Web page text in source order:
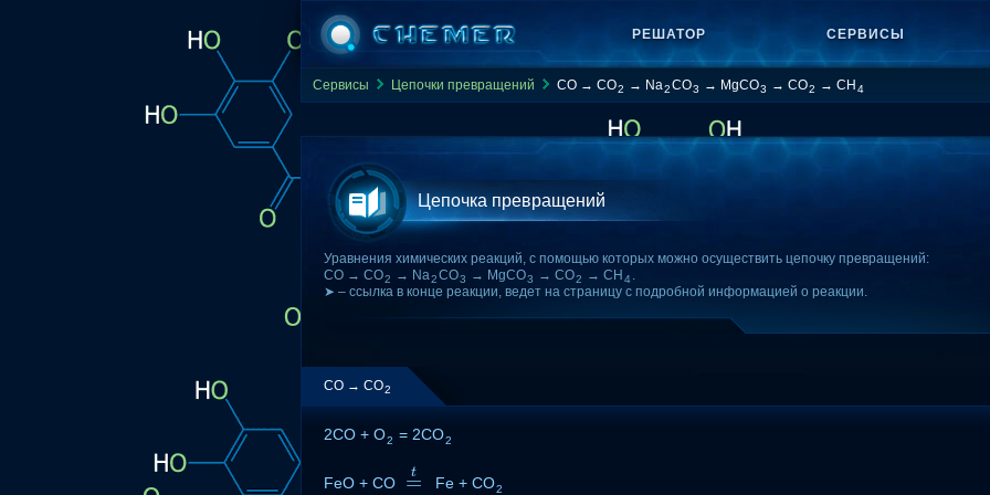
РЕШАТОР СЕРВИСЫ
Сервисы Цепочки превращений CO → CO2 → Na2CO3 → MgCO3 → CO2 → CH 4
Цепочка превращений
Уравнения химических реакций, с помощью которых можно осуществить цепочку превращений:
CO → CO2 → Na2CO3 → MgCO3 → CO2 → CH 4.
➤ – ссылка в конце реакции, ведет на страницу с подробной информацией о реакции.
CO → CO2
2CO + O2 = 2CO2
FeO + CO =
t
=t Fe + CO2